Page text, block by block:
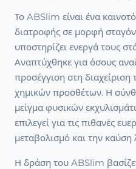
Το ABSlim είναι ένα
διατροφής σε μορφή
υποστηρίζει ενεργά τους
Αναπτύχθηκε για όσους
προσέγγιση στη
χημικών προσθέτων. Η
μείγμα φυσικών
επιλεγεί για τις πιθανές
μεταβολισμό και την καύση
Η δράση του ABSlim